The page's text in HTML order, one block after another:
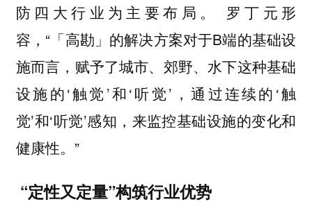
防四大行业为主要布局。
罗丁元形
容，“「高勘」的解决方案对于B端的基础设
施而言，赋予了城市、郊野、水下这种基础
设施的‘触觉’和‘听觉’，通过连续的‘触
觉’和‘听觉’感知，来监控基础设施的变化和
健康性。”
“定性又定量”构筑行业优势